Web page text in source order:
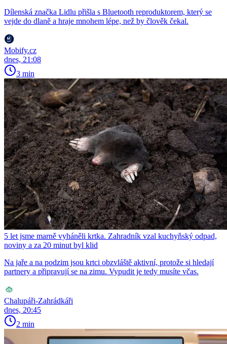
Dílenská značka Lidlu přišla s Bluetooth reproduktorem, který se
vejde do dlaně a hraje mnohem lépe, než by člověk čekal.
Mobify.cz
dnes, 21:08
3 min
5 let jsme marně vyháněli krtka. Zahradník vzal kuchyňský odpad,
noviny a za 20 minut byl klid
Na jaře a na podzim jsou krtci obzvláště aktivní, protože si hledají
partnery a připravují se na zimu. Vypudit je tedy musíte včas.
Chalupáři-Zahrádkáři
dnes, 20:45
2 min